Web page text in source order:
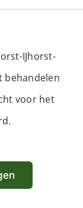
IJhorst-
behandelen
voor het